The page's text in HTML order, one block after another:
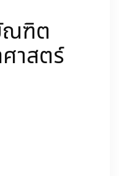
ณฑิต
ศาสตร์